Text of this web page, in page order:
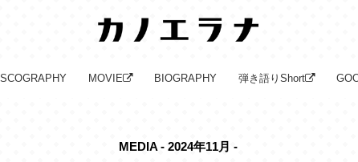
MOVIE BIOGRAPHY 弾き語りShort
MEDIA - 2024年11月 -